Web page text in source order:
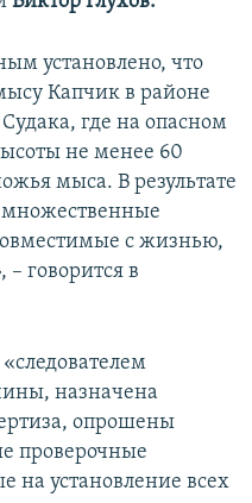
установлено, что
Капчик в районе
где на опасном
не менее 60
мыса. В результате
с жизнью,
– говорится в
назначена
опрошены
проверочные
на установление всех